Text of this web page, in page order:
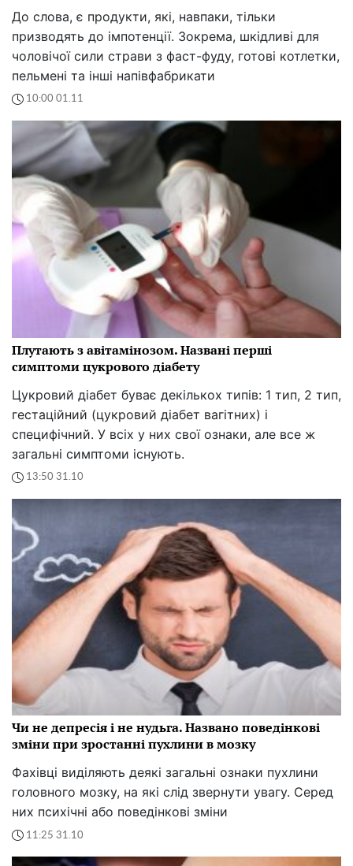
До слова, є продукти, які, навпаки, тільки
призводять до імпотенції. Зокрема, шкідливі для
чоловічої сили страви з фаст-фуду, готові котлетки,
пельмені та інші напівфабрикати
10:00 01.11
Плутають з авітамінозом. Названі перші
симптоми цукрового діабету
Цукровий діабет буває декількох типів: 1 тип, 2 тип,
гестаційний (цукровий діабет вагітних) і
специфічний. У всіх у них свої ознаки, але все ж
загальні симптоми існують.
13:50 31.10
Чи не депресія і не нудьга. Названо поведінкові
зміни при зростанні пухлини в мозку
Фахівці виділяють деякі загальні ознаки пухлини
головного мозку, на які слід звернути увагу. Серед
них психічні або поведінкові зміни
11:25 31.10